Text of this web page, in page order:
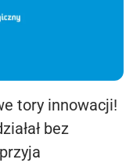
tory innowacji!
bez